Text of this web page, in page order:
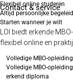
Contact& service
Flexibel online studeren
Altijd persoonlijke
Starten wanneer je wilt
LOI biedt erkende
flexibel online en
Volledige MBO-
Volledige MBO-
erkend diploma